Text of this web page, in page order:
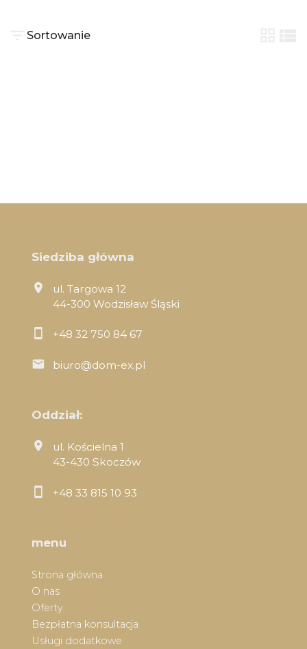
Sortowanie
Siedziba główna
ul. Targowa 12
44-300 Wodzisław Śląski
+48 32 750 84 67
biuro@dom-ex.pl
Oddział:
ul. Kościelna 1
43-430 Skoczów
+48 33 815 10 93
menu
Strona główna
O nas
Oferty
Bezpłatna konsultacja
Usługi dodatkowe